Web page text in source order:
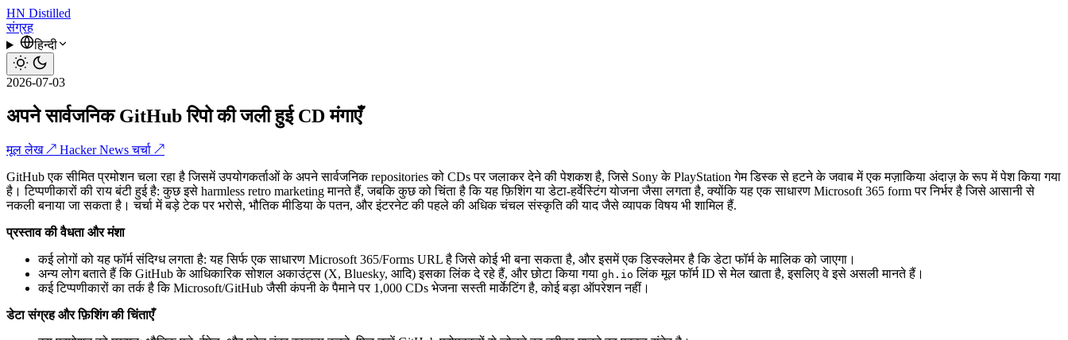
HN Distilled
संग्रह
हिन्दी
2026-07-03
अपने सार्वजनिक GitHub रिपो की जली हुई CD मंगाएँ
मूल लेख ↗ Hacker News चर्चा ↗
GitHub एक सीमित प्रमोशन चला रहा है जिसमें उपयोगकर्ताओं के अपने सार्वजनिक repositories को CDs पर जलाकर देने की पेशकश है, जिसे Sony के PlayStation गेम डिस्क से हटने के जवाब में एक मज़ाकिया अंदाज़ के रूप में पेश किया गया
है। टिप्पणीकारों की राय बंटी हुई है: कुछ इसे harmless retro marketing मानते हैं, जबकि कुछ को चिंता है कि यह फ़िशिंग या डेटा-हर्वेस्टिंग योजना जैसा लगता है, क्योंकि यह एक साधारण Microsoft 365 form पर निर्भर है जिसे आसानी से
नकली बनाया जा सकता है। चर्चा में बड़े टेक पर भरोसे, भौतिक मीडिया के पतन, और इंटरनेट की पहले की अधिक चंचल संस्कृति की याद जैसे व्यापक विषय भी शामिल हैं.
प्रस्ताव की वैधता और मंशा
कई लोगों को यह फॉर्म संदिग्ध लगता है: यह सिर्फ एक साधारण Microsoft 365/Forms URL है जिसे कोई भी बना सकता है, और इसमें एक डिस्क्लेमर है कि डेटा फॉर्म के मालिक को जाएगा।
अन्य लोग बताते हैं कि GitHub के आधिकारिक सोशल अकाउंट्स (X, Bluesky, आदि) इसका लिंक दे रहे हैं, और छोटा किया गया gh.io लिंक मूल फॉर्म ID से मेल खाता है, इसलिए वे इसे असली मानते हैं।
कई टिप्पणीकारों का तर्क है कि Microsoft/GitHub जैसी कंपनी के पैमाने पर 1,000 CDs भेजना सस्ती मार्केटिंग है, कोई बड़ा ऑपरेशन नहीं।
डेटा संग्रह और फ़िशिंग की चिंताएँ